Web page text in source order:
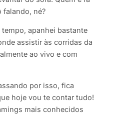
falando, né?
apanhei bastante
assistir às corridas da
ao vivo e com
por isso, fica
hoje vou te contar tudo!
mais conhecidos